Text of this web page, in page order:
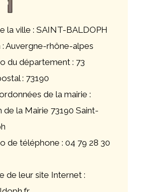
la ville : SAINT-BALDOPH
: Auvergne-rhône-alpes
du département : 73
: 73190
de la mairie :
de la Mairie 73190 Saint-
de téléphone : 04 79 28 30
de leur site Internet :